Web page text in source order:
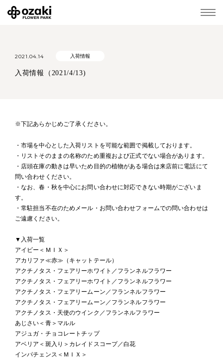
2021.04.14 入荷情報
入荷情報（2021/4/13)
※下記あらかじめご了承ください。
・市場を中心とした入荷リストを可能な範囲で掲載しております。
・リストそのままの名称のため重複および正式でない場合があります。
・店頭在庫の動きは早いため目的の植物がある場合は来店前に電話にて
問い合わせください。
・なお、春・秋を中心にお問い合わせに対応できない時期がございま
す。
・常駐担当不在のためメール・お問い合わせフォームでの問い合わせは
ご遠慮ください。
▼入荷一覧
アイビー＜ＭＩＸ＞
アカリファ≪赤≫（キャットテール）
アクチノタス・フェアリーホワイト／フランネルフラワー
アクチノタス・フェアリーホワイト／フランネルフラワー
アクチノタス・フェアリームーン／フランネルフラワー
アクチノタス・フェアリームーン／フランネルフラワー
アクチノタス・天使のウインク／フランネルフラワー
あじさい＜青＞マルル
アジュガ・チョコレートチップ
アベリア＜斑入り＞カレイドスコープ／白花
インパチェンス＜ＭＩＸ＞